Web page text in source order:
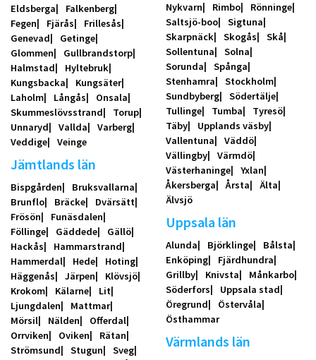
Eldsberga
Falkenberg
Fegen
Fjärås
Frillesås
Genevad
Getinge
Glommen
Gullbrandstorp
Halmstad
Hyltebruk
Kungsbacka
Kungsäter
Laholm
Långås
Onsala
Skummeslövsstrand
Torup
Unnaryd
Vallda
Varberg
Veddige
Veinge
Jämtlands län
Bispgården
Bruksvallarna
Brunflo
Bräcke
Dvärsätt
Frösön
Funäsdalen
Föllinge
Gäddede
Gällö
Hackås
Hammarstrand
Hammerdal
Hede
Hoting
Häggenås
Järpen
Klövsjö
Krokom
Kälarne
Lit
Ljungdalen
Mattmar
Mörsil
Nälden
Offerdal
Orrviken
Oviken
Rätan
Strömsund
Stugun
Sveg
Nykvarn
Rimbo
Rönninge
Saltsjö-boo
Sigtuna
Skarpnäck
Skogås
Skå
Sollentuna
Solna
Sorunda
Spånga
Stenhamra
Stockholm
Sundbyberg
Södertälje
Tullinge
Tumba
Tyresö
Täby
Upplands väsby
Vallentuna
Väddö
Vällingby
Värmdö
Västerhaninge
Yxlan
Åkersberga
Årsta
Älta
Älvsjö
Uppsala län
Alunda Björklinge
Bålsta
Enköping
Fjärdhundra
Grillby
Knivsta
Månkarbo
Söderfors
Uppsala stad
Öregrund
Östervåla
Östhammar
Värmlands län